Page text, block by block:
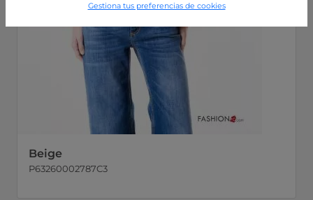
Gestiona tus preferencias de cookies
Beige
P63260002787C3